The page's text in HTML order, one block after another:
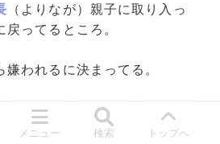
メニュー 検索 トップへ
（よりなが）親子に取り入っ
ってるところ。
われるに決まってる。
平氏 はちゃんと警察官をし
で国司の実質的なトップ・受